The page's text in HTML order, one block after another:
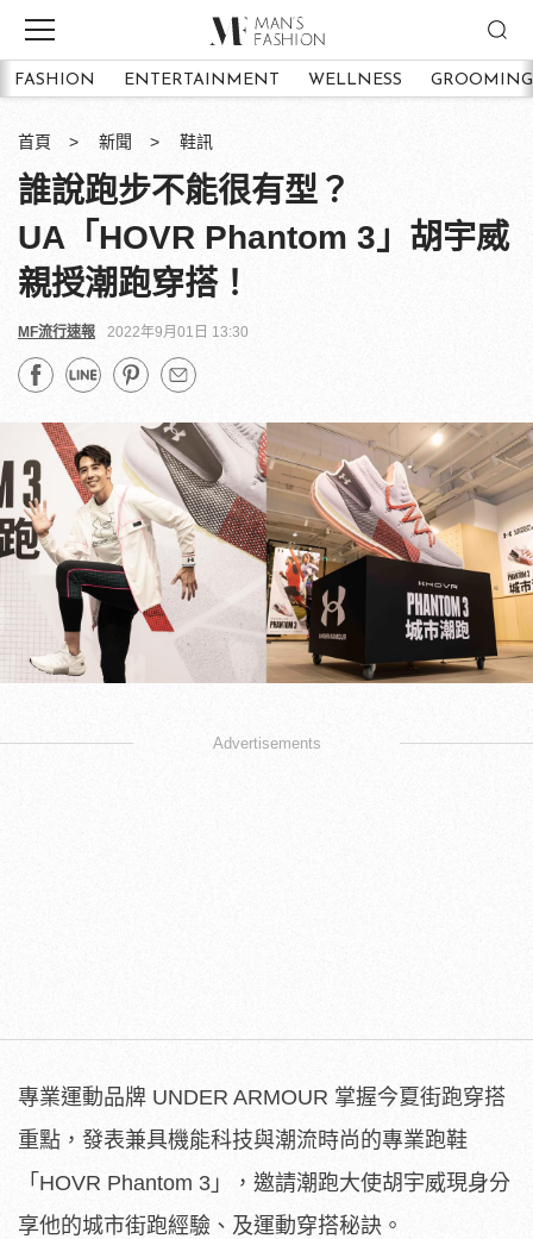
FASHION ENTERTAINMENT WELLNESS GROOMING
首頁 新聞 鞋訊
誰說跑步不能很有型？
UA「HOVR Phantom 3」胡宇威
親授潮跑穿搭！
MF流行速報 2022年9月01日 13:30
Advertisements
專業運動品牌 UNDER ARMOUR 掌握今夏街跑穿搭
重點，發表兼具機能科技與潮流時尚的專業跑鞋
「HOVR Phantom 3」，邀請潮跑大使胡宇威現身分
享他的城市街跑經驗、及運動穿搭秘訣。